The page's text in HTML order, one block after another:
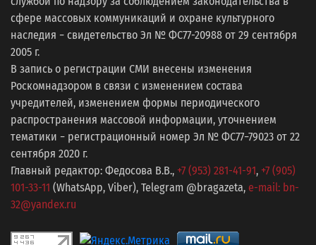
сфере массовых коммуникаций и охране культурного
наследия − свидетельство Эл № ФС77-20988 от 29 сентября
2005 г.
В запись о регистрации СМИ внесены изменения
Роскомнадзором в связи с изменением состава
учредителей, изменением формы периодического
распространения массовой информации, уточнением
тематики − регистрационный номер Эл № ФС77−79023 от 22
сентября 2020 г.
Главный редактор: Федосова В.В., +7 (953) 281-41-91, +7 (905)
101-33-11 (WhatsApp, Viber), Telegram @bragazeta, e-mail: bn-
32@yandex.ru